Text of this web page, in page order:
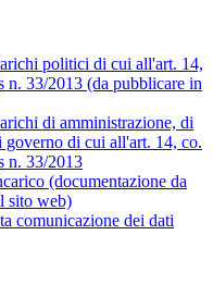
politici di cui all'art. 14,
n. 33/2013 (da pubblicare in
di amministrazione, di
governo di cui all'art. 14, co.
n. 33/2013
(documentazione da
sito web)
comunicazione dei dati